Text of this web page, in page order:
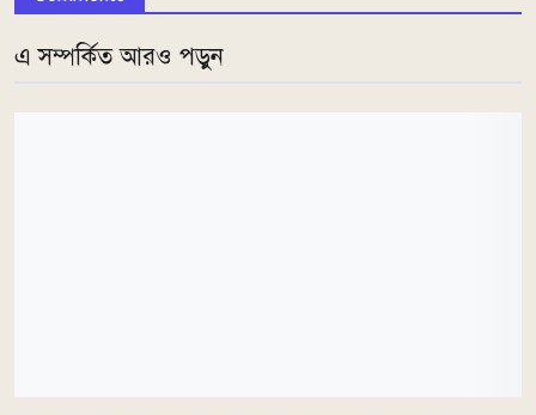
এ সম্পর্কিত আরও পড়ুন